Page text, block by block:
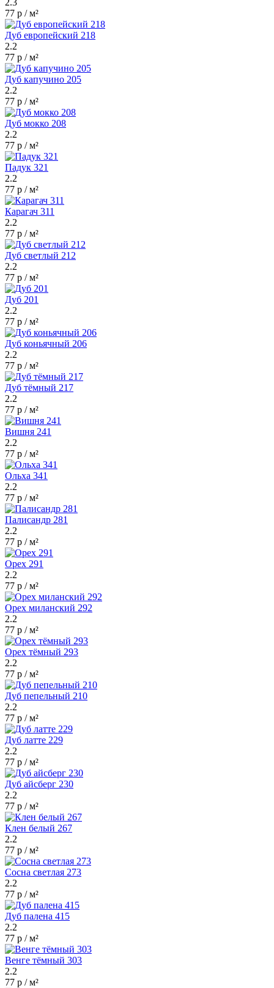
2.3
77 р / м²
Дуб европейский 218
2.2
77 р / м²
Дуб капучино 205
2.2
77 р / м²
Дуб мокко 208
2.2
77 р / м²
Падук 321
2.2
77 р / м²
Карагач 311
2.2
77 р / м²
Дуб светлый 212
2.2
77 р / м²
Дуб 201
2.2
77 р / м²
Дуб коньячный 206
2.2
77 р / м²
Дуб тёмный 217
2.2
77 р / м²
Вишня 241
2.2
77 р / м²
Ольха 341
2.2
77 р / м²
Палисандр 281
2.2
77 р / м²
Орех 291
2.2
77 р / м²
Орех миланский 292
2.2
77 р / м²
Орех тёмный 293
2.2
77 р / м²
Дуб пепельный 210
2.2
77 р / м²
Дуб латте 229
2.2
77 р / м²
Дуб айсберг 230
2.2
77 р / м²
Клен белый 267
2.2
77 р / м²
Сосна светлая 273
2.2
77 р / м²
Дуб палена 415
2.2
77 р / м²
Венге тёмный 303
2.2
77 р / м²